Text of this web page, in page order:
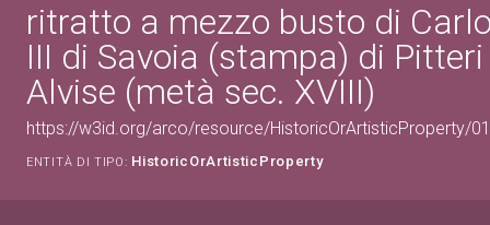
ritratto a mezzo busto di
III di Savoia (stampa) di
Alvise (metà sec. XVIII)
https://w3id.org/arco/resource/HistoricOrArtisticProperty/
ENTITÀ DI TIPO: HistoricOrArtisticProperty